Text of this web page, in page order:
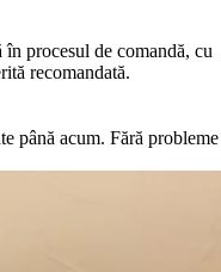
procesul de comandă, cu
recomandată.
până acum. Fără probleme